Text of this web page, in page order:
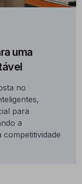
uma
no
para
a
competitividade